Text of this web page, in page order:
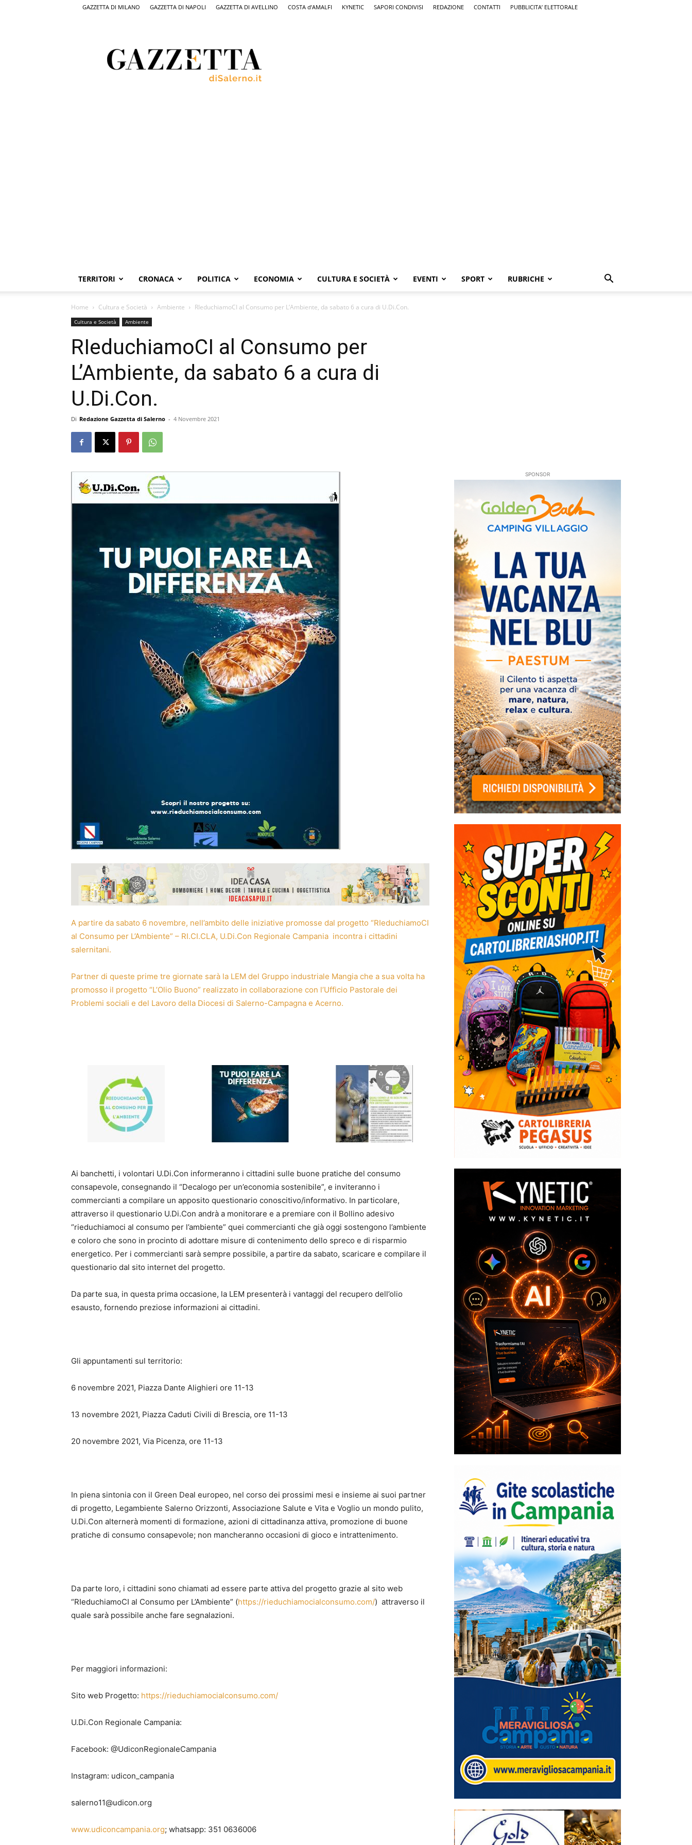
GAZZETTA DI MILANO GAZZETTA DI NAPOLI GAZZETTA DI AVELLINO COSTA d’AMALFI KYNETIC SAPORI CONDIVISI REDAZIONE CONTATTI PUBBLICITA’ ELETTORALE
Salerno,
il
quotidiano
TERRITORI CRONACA POLITICA ECONOMIA CULTURA E SOCIETÀ EVENTI SPORT RUBRICHE
Home Cultura e Società Ambiente RIeduchiamoCI al Consumo per L’Ambiente, da sabato 6 a cura di U.Di.Con.
Cultura e Società Ambiente
RIeduchiamoCI al Consumo per
L’Ambiente, da sabato 6 a cura di
U.Di.Con.
Di Redazione Gazzetta di Salerno - 4 Novembre 2021
A partire da sabato 6 novembre, nell’ambito delle iniziative promosse dal progetto “RIeduchiamoCI
al Consumo per L’Ambiente” – RI.CI.CLA, U.Di.Con Regionale Campania incontra i cittadini
salernitani.
Partner di queste prime tre giornate sarà la LEM del Gruppo industriale Mangia che a sua volta ha
promosso il progetto “L’Olio Buono” realizzato in collaborazione con l’Ufficio Pastorale dei
Problemi sociali e del Lavoro della Diocesi di Salerno-Campagna e Acerno.
Ai banchetti, i volontari U.Di.Con informeranno i cittadini sulle buone pratiche del consumo
consapevole, consegnando il “Decalogo per un’economia sostenibile”, e inviteranno i
commercianti a compilare un apposito questionario conoscitivo/informativo. In particolare,
attraverso il questionario U.Di.Con andrà a monitorare e a premiare con il Bollino adesivo
“rieduchiamoci al consumo per l’ambiente” quei commercianti che già oggi sostengono l’ambiente
e coloro che sono in procinto di adottare misure di contenimento dello spreco e di risparmio
energetico. Per i commercianti sarà sempre possibile, a partire da sabato, scaricare e compilare il
questionario dal sito internet del progetto.
Da parte sua, in questa prima occasione, la LEM presenterà i vantaggi del recupero dell’olio
esausto, fornendo preziose informazioni ai cittadini.
Gli appuntamenti sul territorio:
6 novembre 2021, Piazza Dante Alighieri ore 11-13
13 novembre 2021, Piazza Caduti Civili di Brescia, ore 11-13
20 novembre 2021, Via Picenza, ore 11-13
In piena sintonia con il Green Deal europeo, nel corso dei prossimi mesi e insieme ai suoi partner
di progetto, Legambiente Salerno Orizzonti, Associazione Salute e Vita e Voglio un mondo pulito,
U.Di.Con alternerà momenti di formazione, azioni di cittadinanza attiva, promozione di buone
pratiche di consumo consapevole; non mancheranno occasioni di gioco e intrattenimento.
Da parte loro, i cittadini sono chiamati ad essere parte attiva del progetto grazie al sito web
“RIeduchiamoCI al Consumo per L’Ambiente” (https://rieduchiamocialconsumo.com/) attraverso il
quale sarà possibile anche fare segnalazioni.
Per maggiori informazioni:
Sito web Progetto: https://rieduchiamocialconsumo.com/
U.Di.Con Regionale Campania:
Facebook: @UdiconRegionaleCampania
Instagram: udicon_campania
salerno11@udicon.org
www.udiconcampania.org; whatsapp: 351 0636006
SPONSOR